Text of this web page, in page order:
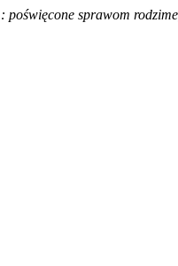
poświęcone sprawom